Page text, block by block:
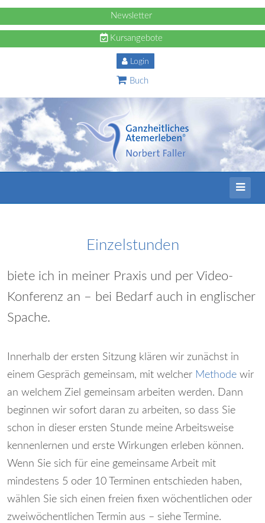
Newsletter
Kursangebote
Login
Buch
Einzelstunden
biete ich in meiner Praxis und per Video-
Konferenz an – bei Bedarf auch in englischer
Spache.
Innerhalb der ersten Sitzung klären wir zunächst in
einem Gespräch gemeinsam, mit welcher Methode wir
an welchem Ziel gemeinsam arbeiten werden. Dann
beginnen wir sofort daran zu arbeiten, so dass Sie
schon in dieser ersten Stunde meine Arbeitsweise
kennenlernen und erste Wirkungen erleben können.
Wenn Sie sich für eine gemeinsame Arbeit mit
mindestens 5 oder 10 Terminen entschieden haben,
wählen Sie sich einen freien fixen wöchentlichen oder
zweiwöchentlichen Termin aus – siehe Termine.